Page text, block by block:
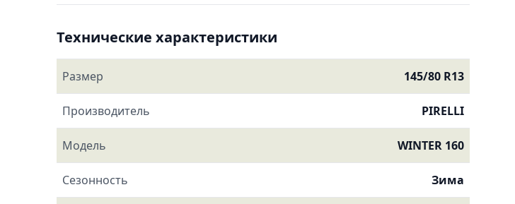
Технические характеристики
Размер 145/80 R13
Производитель PIRELLI
Модель WINTER 160
Сезонность Зима